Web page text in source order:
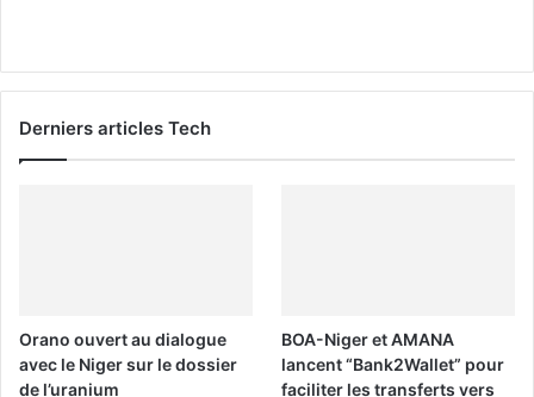
Derniers articles Tech
Orano ouvert au dialogue
avec le Niger sur le dossier
de l’uranium
BOA-Niger et AMANA
lancent “Bank2Wallet” pour
faciliter les transferts vers